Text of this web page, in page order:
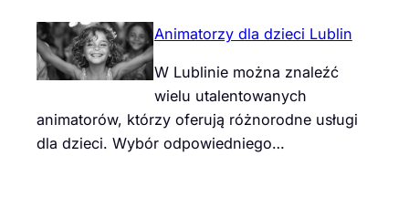
Animatorzy dla dzieci Lublin
W Lublinie można znaleźć
wielu utalentowanych
animatorów, którzy oferują różnorodne usługi
dla dzieci. Wybór odpowiedniego…